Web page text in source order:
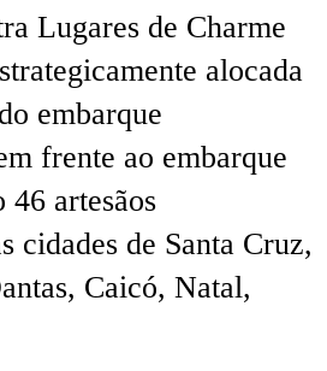
Lugares de Charme
alocada
embarque
frente ao embarque
artesãos
cidades de Santa Cruz,
Caicó, Natal,